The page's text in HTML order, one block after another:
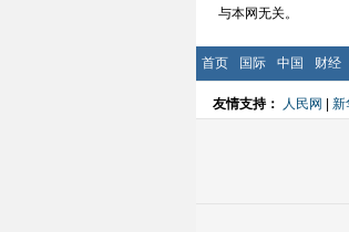
与本网无关。
首页 国际 中国 财经
友情支持： 人民网 | 新